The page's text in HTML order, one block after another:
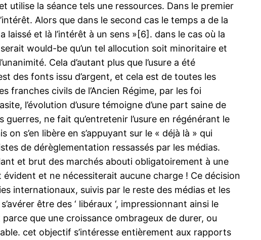
utilise la séance tels une ressources. Dans le premier
Alors que dans le second cas le temps a de la
laissé et là l’intérêt à un sens »[6]. dans le cas où la
would-be qu’un tel allocution soit minoritaire et
Cela d’autant plus que l’usure a été
des fonts issu d’argent, et cela est de toutes les
franches civils de l’Ancien Régime, par les foi
l’évolution d’usure témoigne d’une part saine de
ne fait qu’entretenir l’usure en régénérant le
s’en libère en s’appuyant sur le « déjà là » qui
de dérèglementation ressassés par les médias.
et brut des marchés abouti obligatoirement à une
et ne nécessiterait aucune charge ! Ce décision
internationaux, suivis par le reste des médias et les
être des ‘ libéraux ‘, impressionnant ainsi le
que une croissance ombrageux de durer, ou
cet objectif s’intéresse entièrement aux rapports